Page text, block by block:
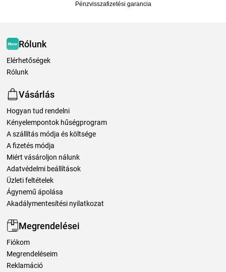
Pénzvisszafizetési garancia
Rólunk
Elérhetőségek
Rólunk
Vásárlás
Hogyan tud rendelni
Kényelempontok hűségprogram
A szállítás módja és költsége
A fizetés módja
Miért vásároljon nálunk
Adatvédelmi beállítások
Üzleti feltételek
Ágynemű ápolása
Akadálymentesítési nyilatkozat
Megrendelései
Fiókom
Megrendeléseim
Reklamáció